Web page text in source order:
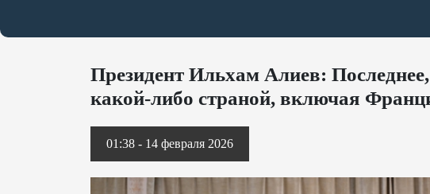
Президент Ильхам Алиев:
какой-либо страной, включая
01:38 - 14 февраля 2026